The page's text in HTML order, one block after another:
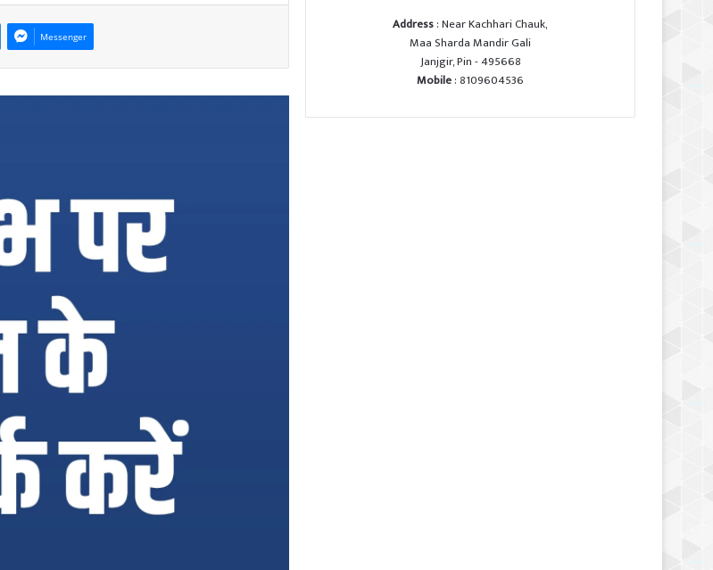
Messenger
Address: Near Kachhari Chauk,
Maa Sharda Mandir Gali
Janjgir, Pin - 495668
Mobile: 8109604536